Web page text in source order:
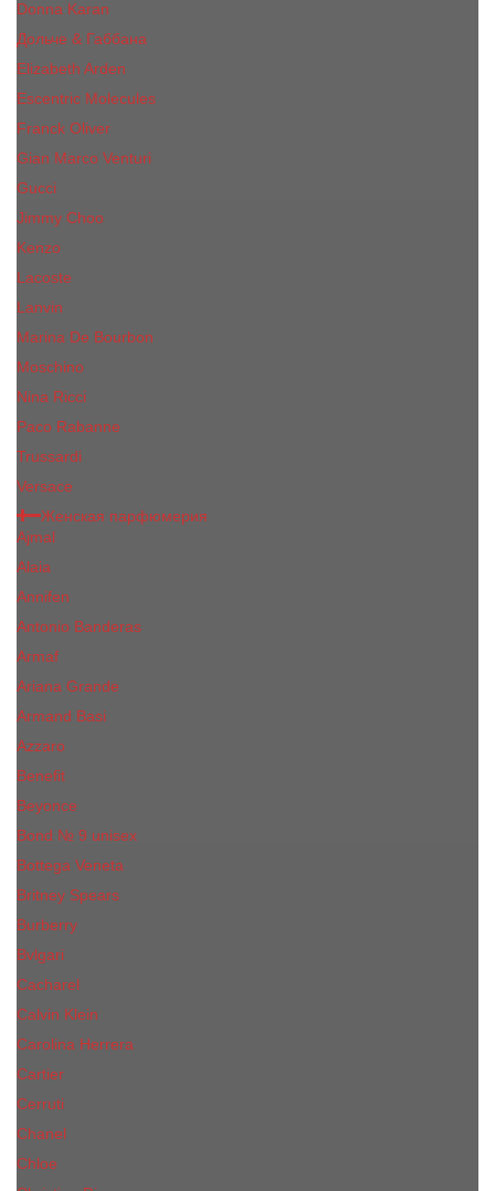
Donna Karan
Дольче & Габбана
Elizabeth Arden
Escentric Molecules
Franck Oliver
Gian Marco Venturi
Gucci
Jimmy Choo
Kenzo
Lacoste
Lanvin
Marina De Bourbon
Moschino
Nina Ricci
Paco Rabanne
Trussardi
Versace
Женская парфюмерия
Ajmal
Alaia
Annifen
Antonio Banderas
Armaf
Ariana Grande
Armand Basi
Azzaro
Benefit
Beyonce
Bond № 9 unisex
Bottega Veneta
Britney Spears
Burberry
Bvlgari
Cacharel
Calvin Klein
Carolina Herrera
Cartier
Cerruti
Сhanеl
Chloe